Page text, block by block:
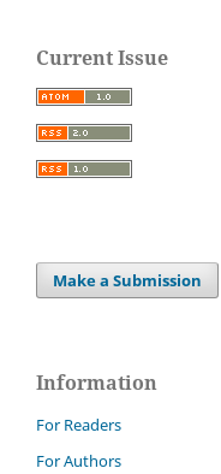
Current Issue
Make a Submission
Information
For Readers
For Authors